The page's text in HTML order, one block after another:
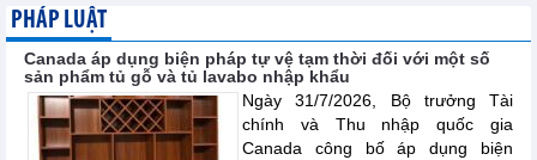
PHÁP LUẬT
Canada áp dụng biện pháp tự vệ tạm thời đối với một số
sản phẩm tủ gỗ và tủ lavabo nhập khẩu
Ngày 31/7/2026, Bộ trưởng Tài
chính và Thu nhập quốc gia
Canada công bố áp dụng biện